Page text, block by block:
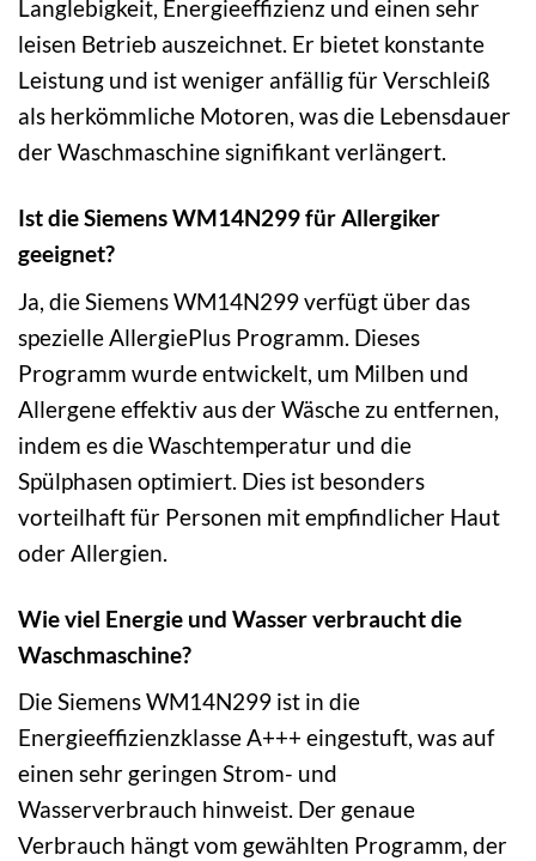
Langlebigkeit, Energieeffizienz und einen sehr
leisen Betrieb auszeichnet. Er bietet konstante
Leistung und ist weniger anfällig für Verschleiß
als herkömmliche Motoren, was die Lebensdauer
der Waschmaschine signifikant verlängert.
Ist die Siemens WM14N299 für Allergiker
geeignet?
Ja, die Siemens WM14N299 verfügt über das
spezielle AllergiePlus Programm. Dieses
Programm wurde entwickelt, um Milben und
Allergene effektiv aus der Wäsche zu entfernen,
indem es die Waschtemperatur und die
Spülphasen optimiert. Dies ist besonders
vorteilhaft für Personen mit empfindlicher Haut
oder Allergien.
Wie viel Energie und Wasser verbraucht die
Waschmaschine?
Die Siemens WM14N299 ist in die
Energieeffizienzklasse A+++ eingestuft, was auf
einen sehr geringen Strom- und
Wasserverbrauch hinweist. Der genaue
Verbrauch hängt vom gewählten Programm, der